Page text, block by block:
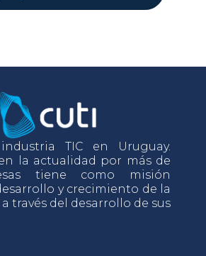
TIC en Uruguay.
la actualidad por más de
tiene como misión
y crecimiento de la
través del desarrollo de sus